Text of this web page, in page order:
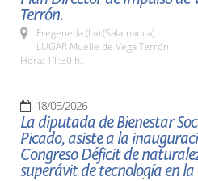
Terrón.
Fregeneda (La) (Salamanca)
LUGAR Muelle de Vega Terrón
Hora: 11:30 h.
18/05/2026
La diputada de Bienestar
Picado, asiste a la
Congreso Déficit de
superávit de tecnología en